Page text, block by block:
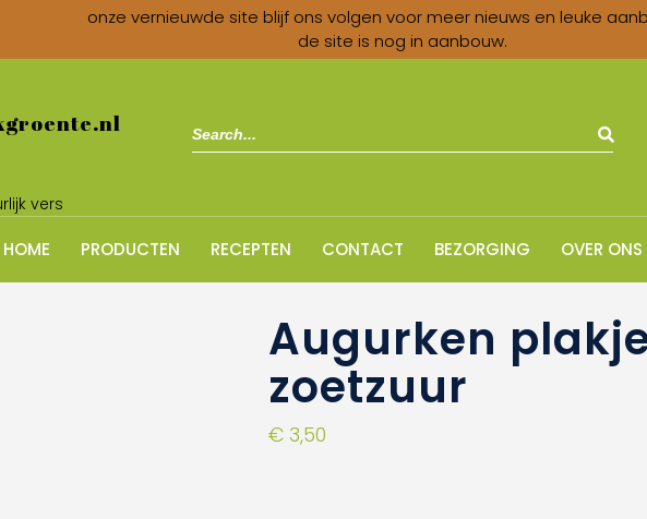
onze vernieuwde site blijf ons volgen voor meer nieuws en leuke
de site is nog in aanbouw.
vers
HOME PRODUCTEN RECEPTEN CONTACT BEZORGING OVER ONS
Augurken
zoetzuur
€ 3,50